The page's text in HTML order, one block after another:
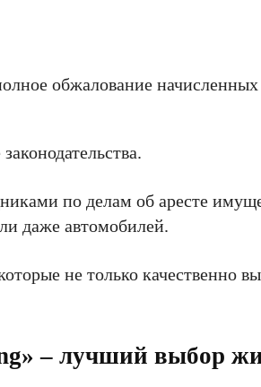
обжалование
по делам об аресте
даже автомобилей.
не только качественно
– лучший выбор